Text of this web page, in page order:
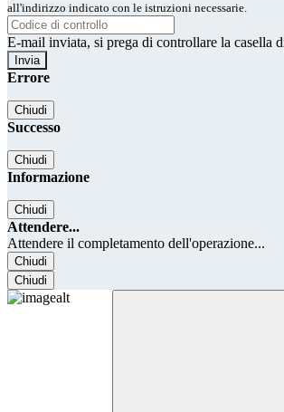
all'indirizzo indicato con le istruzioni necessarie.
E-mail inviata, si prega di controllare la casella
Errore
Chiudi
Successo
Chiudi
Informazione
Chiudi
Attendere...
Attendere il completamento dell'operazione...
Chiudi
Chiudi